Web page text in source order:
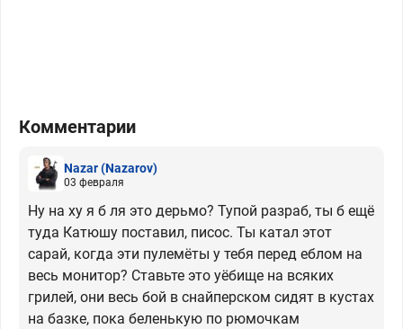
Комментарии
Nazar(Nazarov)
03 февраля
Ну на ху я б ля это дерьмо? Тупой разраб, ты б ещё
туда Катюшу поставил, писос. Ты катал этот
сарай, когда эти пулемёты у тебя перед еблом на
весь монитор? Ставьте это уёбище на всяких
грилей, они весь бой в снайперском сидят в кустах
на базке, пока беленькую по рюмочкам